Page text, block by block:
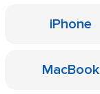
iPhone
MacBook